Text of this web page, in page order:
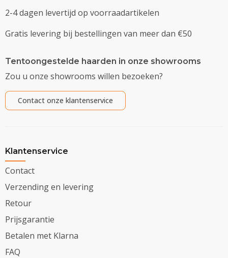
2-4 dagen levertijd op voorraadartikelen
Gratis levering bij bestellingen van meer dan €50
Tentoongestelde haarden in onze showrooms
Zou u onze showrooms willen bezoeken?
Contact onze klantenservice
Klantenservice
Contact
Verzending en levering
Retour
Prijsgarantie
Betalen met Klarna
FAQ